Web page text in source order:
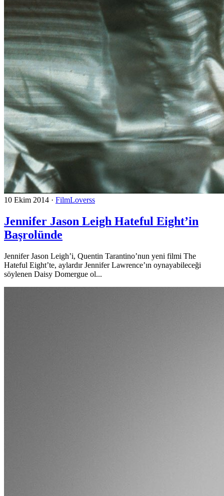
10 Ekim 2014 · FilmLoverss
Jennifer Jason Leigh Hateful Eight’in
Başrolünde
Jennifer Jason Leigh’i, Quentin Tarantino’nun yeni filmi The
Hateful Eight’te, aylardır Jennifer Lawrence’ın oynayabileceği
söylenen Daisy Domergue ol...